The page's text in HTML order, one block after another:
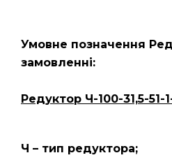
Умовне позначення
замовленні:
Редуктор Ч-100-31,5-51-
Ч – тип редуктора;